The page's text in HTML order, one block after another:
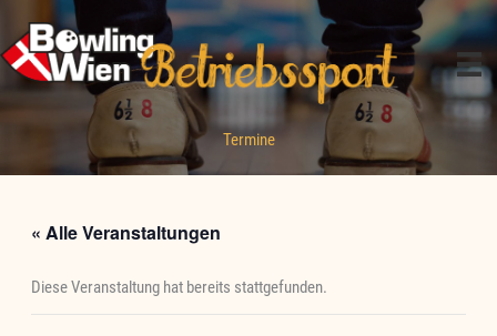
Inhalt
springen
Termine
« Alle Veranstaltungen
Diese Veranstaltung hat bereits stattgefunden.